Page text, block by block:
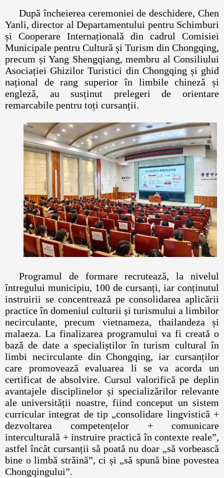
După încheierea ceremoniei de deschidere, Chen
Yanli, director al Departamentului pentru Schimburi
și Cooperare Internațională din cadrul Comisiei
Municipale pentru Cultură și Turism din Chongqing,
precum și Yang Shengqiang, membru al Consiliului
Asociației Ghizilor Turistici din Chongqing și ghid
național de rang superior în limbile chineză și
engleză, au susținut prelegeri de orientare
remarcabile pentru toți cursanții.
Programul de formare recrutează, la nivelul
întregului municipiu, 100 de cursanți, iar conținutul
instruirii se concentrează pe consolidarea aplicării
practice în domeniul culturii și turismului a limbilor
necirculante, precum vietnameza, thailandeza și
malaeza. La finalizarea programului va fi creată o
bază de date a specialiștilor în turism cultural în
limbi necirculante din Chongqing, iar cursanților
care promovează evaluarea li se va acorda un
certificat de absolvire. Cursul valorifică pe deplin
avantajele disciplinelor și specializărilor relevante
ale universității noastre, fiind conceput un sistem
curricular integrat de tip „consolidare lingvistică +
dezvoltarea competențelor + comunicare
interculturală + instruire practică în contexte reale”,
astfel încât cursanții să poată nu doar „să vorbească
bine o limbă străină”, ci și „să spună bine povestea
Chongqingului”.